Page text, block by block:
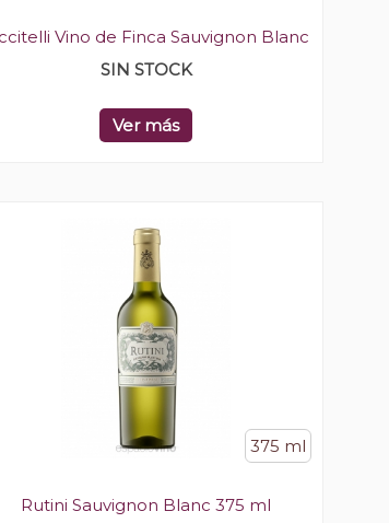
Vino de Finca Sauvignon Blanc
SIN STOCK
Ver más
375 ml
Rutini Sauvignon Blanc 375 ml